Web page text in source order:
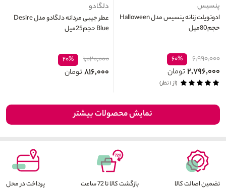
پنسیس
ادوتویلت زنانه پنسیس مدل Halloween
حجم80میل
۶,۹۹۰,۰۰۰ ۶۰%
۲,۷۹۶,۰۰۰ تومان
(از ۱ نظر)
دلگادو
عطر جیبی مردانه دلگادو مدل Desire
Blue حجم25میل
۱,۰۲۰,۰۰۰ ۲۰%
۸۱۶,۰۰۰ تومان
نمایش محصولات بیشتر
تضمین اصالت کالا بازگشت کالا تا 72 ساعت پرداخت در محل